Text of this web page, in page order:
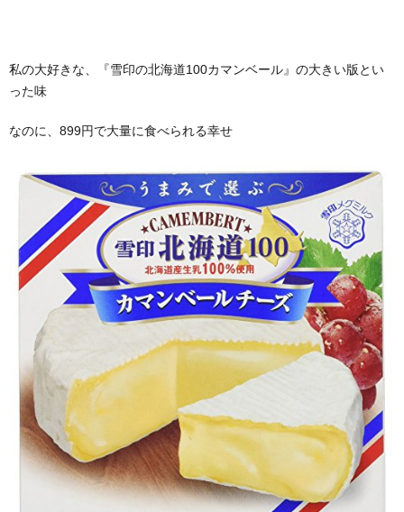
私の大好きな、『雪印の北海道100カマンベール』の大きい版とい
った味
なのに、899円で大量に食べられる幸せ